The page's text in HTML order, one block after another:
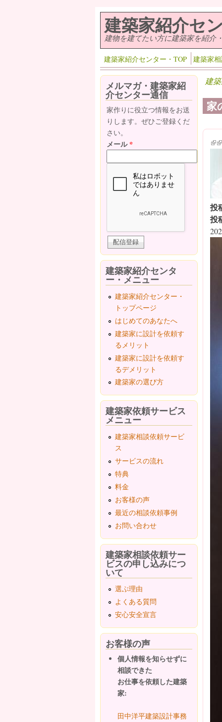
建築家紹介セ
建物を建てたい方に建築家を紹介
建築家紹介センター・TOP 建築家
建
家
投
投
メルマガ・建築家紹
介センター通信
家作りに役立つ情報をお送
りします。ぜひご登録くだ
さい。
メール*
建築家紹介センタ
ー・メニュー
建築家紹介センター・
トップページ
はじめてのあなたへ
建築家に設計を依頼す
るメリット
建築家に設計を依頼す
るデメリット
建築家の選び方
建築家依頼サービス
メニュー
建築家相談依頼サービ
ス
サービスの流れ
特典
料金
お客様の声
最近の相談依頼事例
お問い合わせ
建築家相談依頼サー
ビスの申し込みにつ
いて
選ぶ理由
よくある質問
安心安全宣言
お客様の声
個人情報を知らせずに
相談できた
お仕事を依頼した建築
家:
田中洋平建築設計事務